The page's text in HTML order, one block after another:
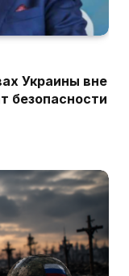
Украины вне
безопасности